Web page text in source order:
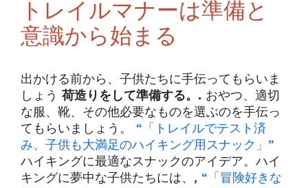
トレイルマナーは準備と
意識から始まる
出かける前から、子供たちに手伝ってもらいま
しょう 荷造りをして準備する。. おやつ、適切
な服、靴、その他必要なものを選ぶのを手伝っ
てもらいましょう。 “「トレイルでテスト済
み、子供も大満足のハイキング用スナック」”
ハイキングに最適なスナックのアイデア。ハイ
キングに夢中な子供たちには、, “「冒険好きな